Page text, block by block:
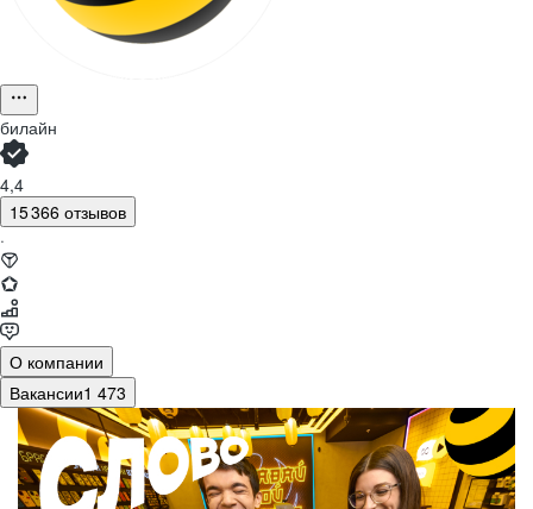
билайн
4,4
15 366 отзывов
·
О компании
Вакансии1 473